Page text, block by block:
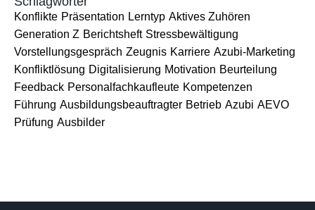
Konflikte Präsentation Lerntyp Aktives Zuhören
Generation Z Berichtsheft Stressbewältigung
Vorstellungsgespräch Zeugnis Karriere Azubi-Marketing
Konfliktlösung Digitalisierung Motivation Beurteilung
Feedback Personalfachkaufleute Kompetenzen
Führung Ausbildungsbeauftragter Betrieb Azubi AEVO
Prüfung Ausbilder